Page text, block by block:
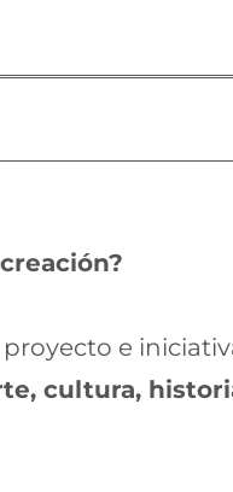
e
cultura,